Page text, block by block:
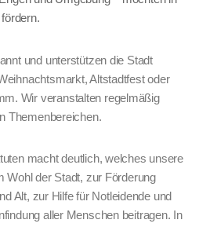
und unterstützen die Stadt
Altstadtfest oder
Wir veranstalten regelmäßig
Themenbereichen.
macht deutlich, welches unsere
Wohl der Stadt, zur Förderung
Alt, zur Hilfe für Notleidende und
aller Menschen beitragen. In